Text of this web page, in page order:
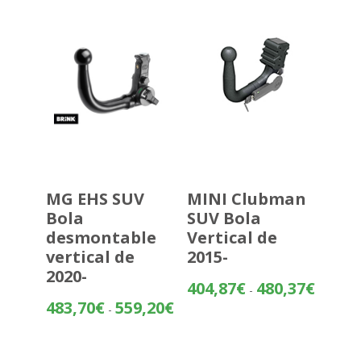
MG EHS SUV
Bola
desmontable
vertical de
2020-
483,70€ - 559,20€Rango
MINI Clubman
SUV Bola
Vertical de
2015-
404,87€ - 480,37€Rango